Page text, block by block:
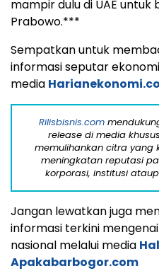
mampir dulu di UAE untuk
Prabowo.***
Sempatkan untuk
informasi seputar
media
Rilisbisnis.com
release di media
memulihankan citra yang
meningkatan reputasi
korporasi, institusi
Jangan lewatkan juga
informasi terkini
nasional melalui media
Apakabarbogor.com